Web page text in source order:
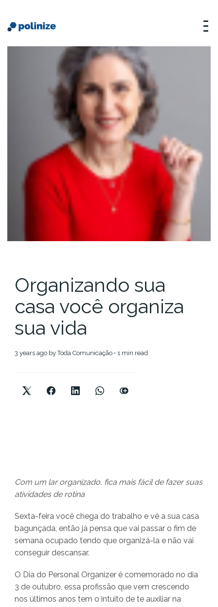
Organizando sua
casa você organiza
sua vida
3 years ago byToda Comunicação • 1 min read
Com um lar organizado, fica mais fácil de fazer suas
atividades de rotina
Sexta-feira você chega do trabalho e vê a sua casa
bagunçada, então já pensa que vai passar o fim de
semana ocupado tendo que organizá-la e não vai
conseguir descansar.
O Dia do Personal Organizer é comemorado no dia
3 de outubro, essa profissão que vem crescendo
nos últimos anos tem o intuito de te auxiliar na